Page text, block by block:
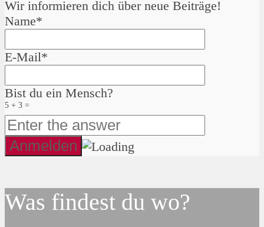
Wir informieren dich über neue Beiträge!
Name*
E-Mail*
Bist du ein Mensch?
5 + 3 =
Was findest du wo?